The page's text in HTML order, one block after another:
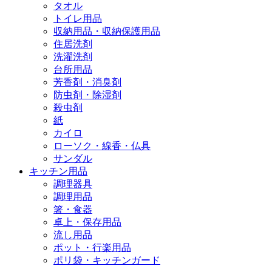
タオル
トイレ用品
収納用品・収納保護用品
住居洗剤
洗濯洗剤
台所用品
芳香剤・消臭剤
防虫剤・除湿剤
殺虫剤
紙
カイロ
ローソク・線香・仏具
サンダル
キッチン用品
調理器具
調理用品
箸・食器
卓上・保存用品
流し用品
ポット・行楽用品
ポリ袋・キッチンガード